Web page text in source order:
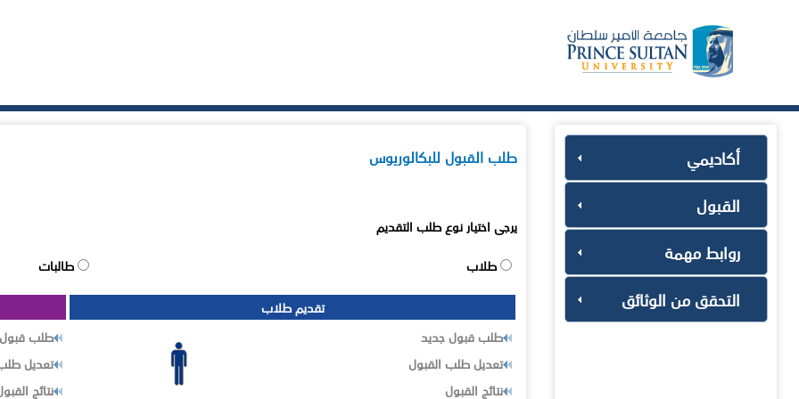
أكاديمي
القبول
روابط مهمة
التحقق من الوثائق
طلب القبول للبكالوريوس
يرجى اختيار نوع طلب التقديم
طلاب
طالبات
تقديم طلاب
طلب قبول جديد
تعديل طلب القبول
نتائج القبول
طلب
تعديل
نتائج